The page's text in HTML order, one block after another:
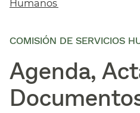
de
Humanos​​
COMISIÓN DE SERVICIOS
Agenda,